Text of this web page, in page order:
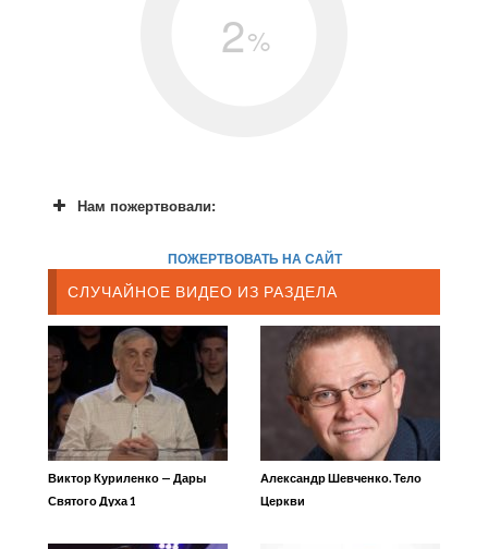
2%
Нам пожертвовали:
ПОЖЕРТВОВАТЬ НА САЙТ
СЛУЧАЙНОЕ ВИДЕО ИЗ РАЗДЕЛА
Виктор Куриленко — Дары
Святого Духа 1
Александр Шевченко. Тело
Церкви